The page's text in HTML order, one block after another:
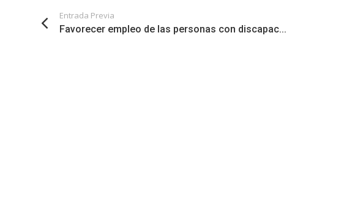
Entrada Previa
Favorecer empleo de las personas con discapac...